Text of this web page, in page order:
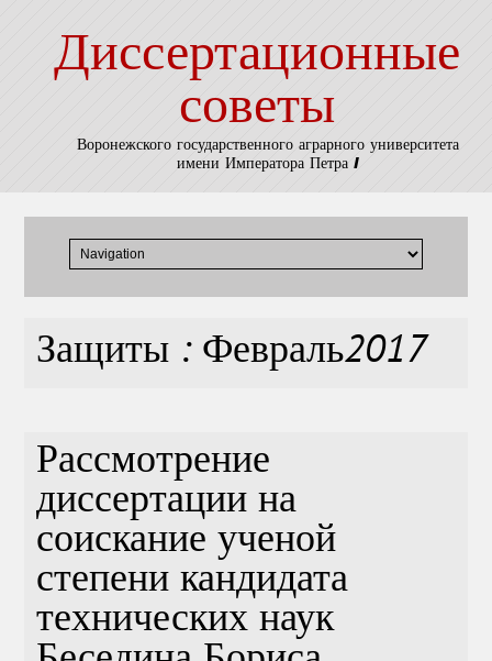
Диссертационные
советы
Воронежского государственного аграрного университета
имени Императора Петра I
Защиты : Февраль2017
Рассмотрение
диссертации на
соискание ученой
степени кандидата
технических наук